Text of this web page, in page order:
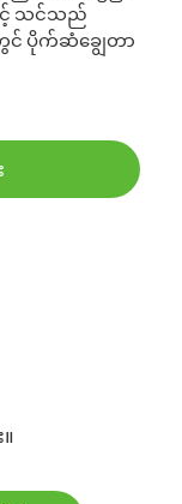
င့် သင်သည်
တွင် ပိုက်ဆံချွေတာ